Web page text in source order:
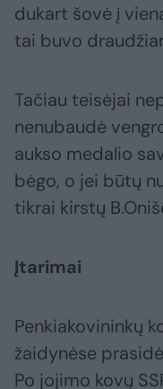
dukart šovė į
tai buvo
Tačiau teisėjai
nenubaudė
aukso medalio
bėgo, o jei būtų
tikrai kirstų
Įtarimai
Penkiakovininkų
žaidynėse
Po jojimo kovų